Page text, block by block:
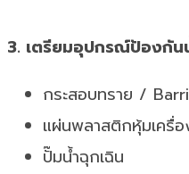
3. เตรียมอุปกรณ์ป้องกัน
กระสอบทราย /
แผ่นพลาสติกหุ้มเครื่
ปั๊มน้ำฉุกเฉิน